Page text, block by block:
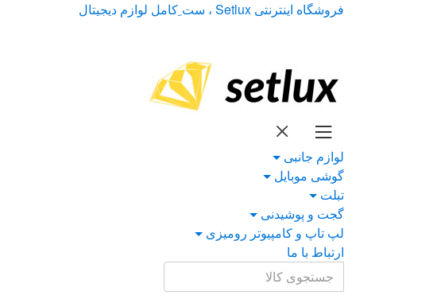
فروشگاه اینترنتی Setlux ، ست ِکامل لوازم دیجیتال
لوازم جانبی
گوشی موبایل
تبلت
گجت و پوشیدنی
لپ تاپ و کامپیوتر رومیزی
ارتباط با ما
for: